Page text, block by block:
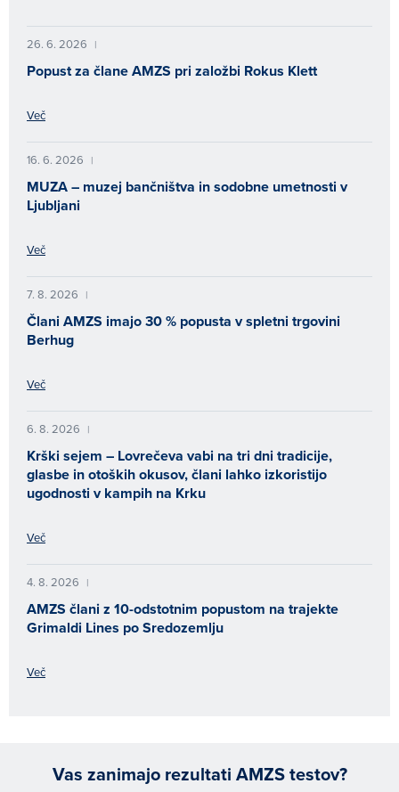
26. 6. 2026 |
Popust za člane AMZS pri založbi Rokus Klett
Več
16. 6. 2026 |
MUZA – muzej bančništva in sodobne umetnosti v
Ljubljani
Več
7. 8. 2026 |
Člani AMZS imajo 30 % popusta v spletni trgovini
Berhug
Več
6. 8. 2026 |
Krški sejem – Lovrečeva vabi na tri dni tradicije,
glasbe in otoških okusov, člani lahko izkoristijo
ugodnosti v kampih na Krku
Več
4. 8. 2026 |
AMZS člani z 10-odstotnim popustom na trajekte
Grimaldi Lines po Sredozemlju
Več
Vas zanimajo rezultati AMZS testov?